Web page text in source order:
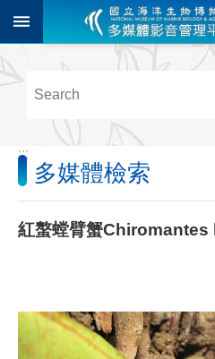
跳到主要內容區塊
階
尋
多
媒
體
檢
像
影
:::
多媒體檢索
紅螯螳臂蟹